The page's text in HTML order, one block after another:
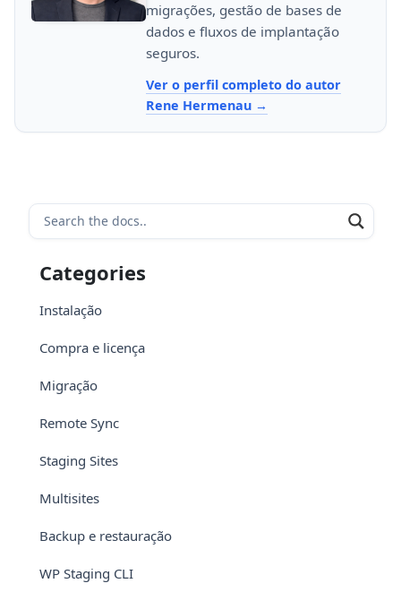
migrações, gestão de bases de
dados e fluxos de implantação
seguros.
Ver o perfil completo do autor
Rene Hermenau
Categories
Instalação
Compra e licença
Migração
Remote Sync
Staging Sites
Multisites
Backup e restauração
WP Staging CLI